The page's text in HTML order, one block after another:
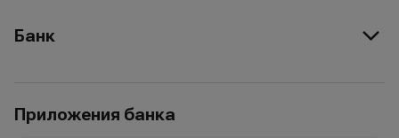
Банк
Приложения банка